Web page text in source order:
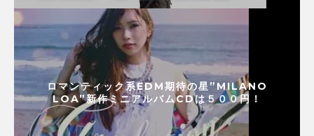
ロマンティック系EDM期待の星”MILANO
LOA”新作ミニアルバムCDは５００円！